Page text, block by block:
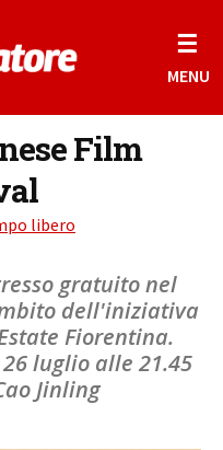
☰
MENU
Film
libero
gratuito nel
dell'iniziativa
Fiorentina.
luglio alle 21.45
Jinling